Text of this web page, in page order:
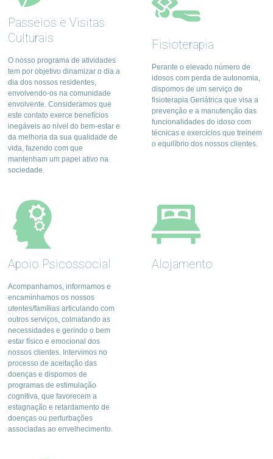
Passeios e Visitas
Culturais
O nosso programa de atividades
tem por objetivo dinamizar o dia a
dia dos nossos residentes,
envolvendo-os na comunidade
envolvente. Consideramos que
este contato exerce benefícios
inegáveis ao nível do bem-estar e
da melhoria da sua qualidade de
vida, fazendo com que
mantenham um papel ativo na
sociedade.
Fisioterapia
Perante o elevado número de
idosos com perda de autonomia,
dispomos de um serviço de
fisioterapia Geriátrica que visa a
prevenção e a manutenção das
funcionalidades do idoso com
técnicas e exercícios que treinem
o equilíbrio dos nossos clientes.
Apoio Psicossocial
Acompanhamos, informamos e
encaminhamos os nossos
utentes/famílias articulando com
outros serviços, colmatando as
necessidades e gerindo o bem
estar físico e emocional dos
nossos clientes. Intervimos no
processo de aceitação das
doenças e dispomos de
programas de estimulação
cognitiva, que favorecem a
estagnação e retardamento de
doenças ou perturbações
associadas ao envelhecimento.
Alojamento